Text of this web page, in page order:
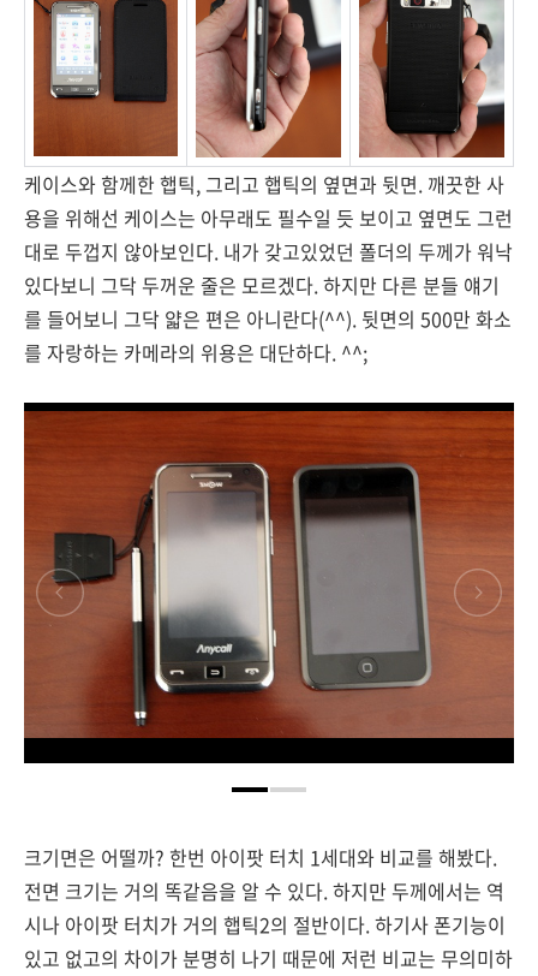
케이스와 함께한 햅틱, 그리고 햅틱의 옆면과 뒷면. 깨끗한 사
용을 위해선 케이스는 아무래도 필수일 듯 보이고 옆면도 그런
대로 두껍지 않아보인다. 내가 갖고있었던 폴더의 두께가 워낙
있다보니 그닥 두꺼운 줄은 모르겠다. 하지만 다른 분들 얘기
를 들어보니 그닥 얇은 편은 아니란다(^^). 뒷면의 500만 화소
를 자랑하는 카메라의 위용은 대단하다. ^^;
크기면은 어떨까? 한번 아이팟 터치 1세대와 비교를 해봤다.
전면 크기는 거의 똑같음을 알 수 있다. 하지만 두께에서는 역
시나 아이팟 터치가 거의 햅틱2의 절반이다. 하기사 폰기능이
있고 없고의 차이가 분명히 나기 때문에 저런 비교는 무의미하